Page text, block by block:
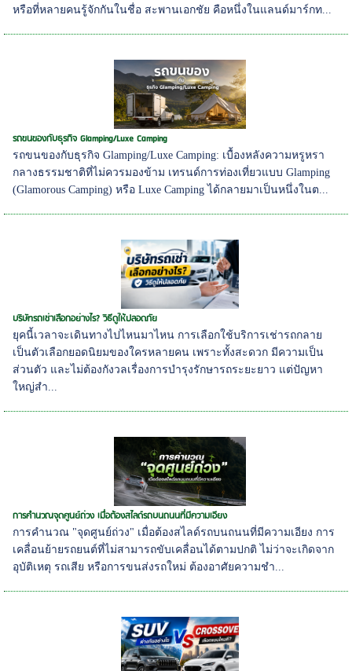
หรือที่หลายคนรู้จักกันในชื่อ สะพานเอกชัย คือหนึ่งในแลนด์มาร์กท...
รถขนของกับธุรกิจ Glamping/Luxe Camping
รถขนของกับธุรกิจ Glamping/Luxe Camping: เบื้องหลังความหรูหรา
กลางธรรมชาติที่ไม่ควรมองข้าม เทรนด์การท่องเที่ยวแบบ Glamping
(Glamorous Camping) หรือ Luxe Camping ได้กลายมาเป็นหนึ่งในต...
บริษัทรถเช่าเลือกอย่างไร? วิธีดูให้ปลอดภัย
ยุคนี้เวลาจะเดินทางไปไหนมาไหน การเลือกใช้บริการเช่ารถกลาย
เป็นตัวเลือกยอดนิยมของใครหลายคน เพราะทั้งสะดวก มีความเป็น
ส่วนตัว และไม่ต้องกังวลเรื่องการบำรุงรักษารถระยะยาว แต่ปัญหา
ใหญ่สำ...
การคำนวณจุดศูนย์ถ่วง เมื่อต้องสไลด์รถบนถนนที่มีความเอียง
การคำนวณ "จุดศูนย์ถ่วง" เมื่อต้องสไลด์รถบนถนนที่มีความเอียง การ
เคลื่อนย้ายรถยนต์ที่ไม่สามารถขับเคลื่อนได้ตามปกติ ไม่ว่าจะเกิดจาก
อุบัติเหตุ รถเสีย หรือการขนส่งรถใหม่ ต้องอาศัยความชำ...